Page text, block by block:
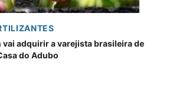
adquirir a varejista brasileira de
do Adubo